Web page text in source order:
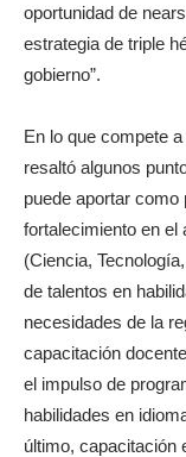
oportunidad de
estrategia de triple
gobierno”.
En lo que compete
resaltó algunos
puede aportar
fortalecimiento en el
(Ciencia,
de talentos en
necesidades de la
capacitación
el impulso de
habilidades en
último, capacitación